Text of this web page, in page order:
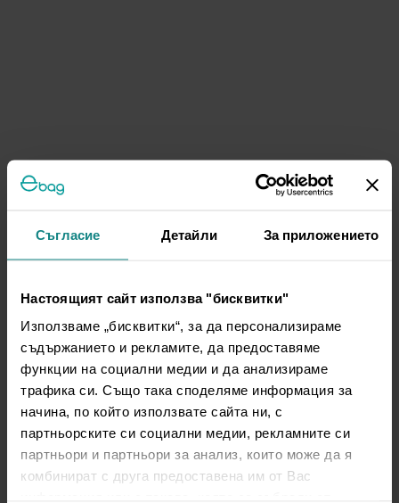
Съгласие Детайли За приложението
Настоящият сайт използва "бисквитки"
Използваме „бисквитки“, за да персонализираме
съдържанието и рекламите, да предоставяме
функции на социални медии и да анализираме
трафика си. Също така споделяме информация за
начина, по който използвате сайта ни, с
партньорските си социални медии, рекламните си
партньори и партньори за анализ, които може да я
комбинират с друга предоставена им от Вас